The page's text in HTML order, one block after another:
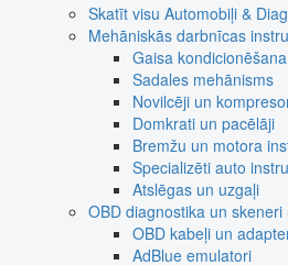
Skatīt visu Automobiļi &
Mehāniskās darbnīcas
Gaisa
Sadales mehānisms
Novilcēji un
Domkrati un pacēlāji
Bremžu un motora
Specializēti auto
Atslēgas un uzgaļi
OBD diagnostika un skeneri
OBD kabeļi un
AdBlue emulatori